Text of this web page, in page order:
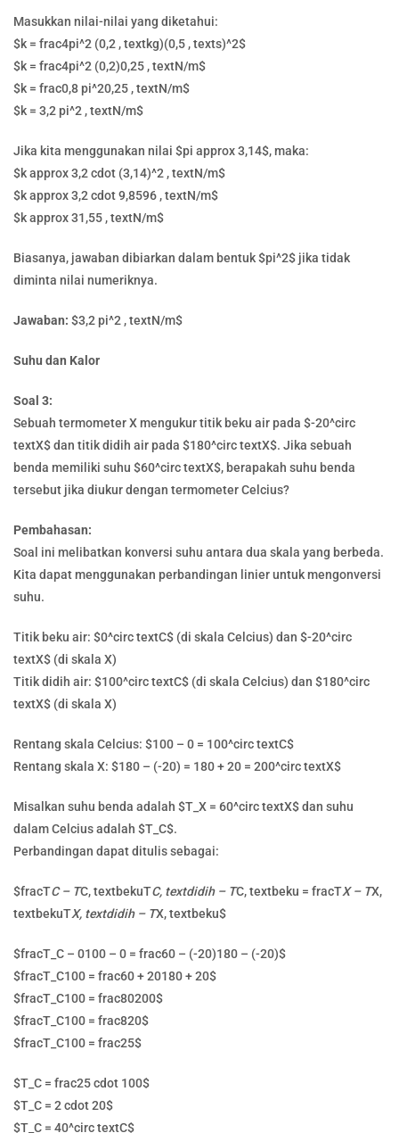
Masukkan nilai-nilai yang diketahui:
$k = frac4pi^2 (0,2 , textkg)(0,5 , texts)^2$
$k = frac4pi^2 (0,2)0,25 , textN/m$
$k = frac0,8 pi^20,25 , textN/m$
$k = 3,2 pi^2 , textN/m$
Jika kita menggunakan nilai $pi approx 3,14$, maka:
$k approx 3,2 cdot (3,14)^2 , textN/m$
$k approx 3,2 cdot 9,8596 , textN/m$
$k approx 31,55 , textN/m$
Biasanya, jawaban dibiarkan dalam bentuk $pi^2$ jika tidak
diminta nilai numeriknya.
Jawaban: $3,2 pi^2 , textN/m$
Suhu dan Kalor
Soal 3:
Sebuah termometer X mengukur titik beku air pada $-20^circ
textX$ dan titik didih air pada $180^circ textX$. Jika sebuah
benda memiliki suhu $60^circ textX$, berapakah suhu benda
tersebut jika diukur dengan termometer Celcius?
Pembahasan:
Soal ini melibatkan konversi suhu antara dua skala yang berbeda.
Kita dapat menggunakan perbandingan linier untuk mengonversi
suhu.
Titik beku air: $0^circ textC$ (di skala Celcius) dan $-20^circ
textX$ (di skala X)
Titik didih air: $100^circ textC$ (di skala Celcius) dan $180^circ
textX$ (di skala X)
Rentang skala Celcius: $100 – 0 = 100^circ textC$
Rentang skala X: $180 – (-20) = 180 + 20 = 200^circ textX$
Misalkan suhu benda adalah $T_X = 60^circ textX$ dan suhu
dalam Celcius adalah $T_C$.
Perbandingan dapat ditulis sebagai:
$fracTC – TC, textbekuTC, textdidih – TC, textbeku = fracTX – TX,
textbekuTX, textdidih – TX, textbeku$
$fracT_C – 0100 – 0 = frac60 – (-20)180 – (-20)$
$fracT_C100 = frac60 + 20180 + 20$
$fracT_C100 = frac80200$
$fracT_C100 = frac820$
$fracT_C100 = frac25$
$T_C = frac25 cdot 100$
$T_C = 2 cdot 20$
$T_C = 40^circ textC$